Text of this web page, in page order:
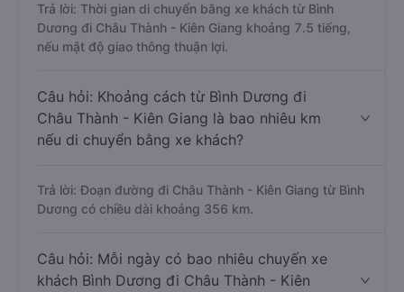
Trả lời: Thời gian di chuyển bằng xe khách từ Bình
Dương đi Châu Thành - Kiên Giang khoảng 7.5 tiếng,
nếu mật độ giao thông thuận lợi.
Câu hỏi: Khoảng cách từ Bình Dương đi
Châu Thành - Kiên Giang là bao nhiêu km
nếu di chuyển bằng xe khách?
Trả lời: Đoạn đường đi Châu Thành - Kiên Giang từ Bình
Dương có chiều dài khoảng 356 km.
Câu hỏi: Mỗi ngày có bao nhiêu chuyến xe
khách Bình Dương đi Châu Thành - Kiên